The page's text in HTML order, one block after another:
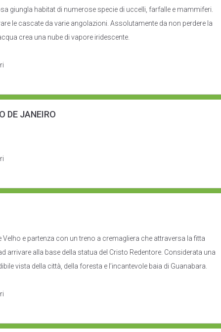
giungla habitat di numerose specie di uccelli, farfalle e mammiferi.
le cascate da varie angolazioni. Assolutamente da non perdere la
crea una nube di vapore iridescente.
DE JANEIRO
e partenza con un treno a cremagliera che attraversa la fitta
arrivare alla base della statua del Cristo Redentore. Considerata una
vista della città, della foresta e l’incantevole baia di Guanabara.